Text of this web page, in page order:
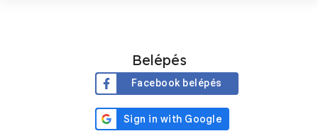
Belépés
Facebook belépés